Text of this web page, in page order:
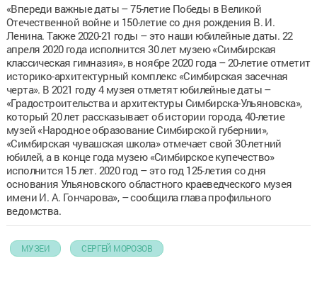
«Впереди важные даты – 75-летие Победы в Великой
Отечественной войне и 150-летие со дня рождения В. И.
Ленина. Также 2020-21 годы – это наши юбилейные даты. 22
апреля 2020 года исполнится 30 лет музею «Симбирская
классическая гимназия», в ноябре 2020 года – 20-летие отметит
историко-архитектурный комплекс «Симбирская засечная
черта». В 2021 году 4 музея отметят юбилейные даты –
«Градостроительства и архитектуры Симбирска-Ульяновска»,
который 20 лет рассказывает об истории города, 40-летие
музей «Народное образование Симбирской губернии»,
«Симбирская чувашская школа» отмечает свой 30-летний
юбилей, а в конце года музею «Симбирское купечество»
исполнится 15 лет. 2020 год – это год 125-летия со дня
основания Ульяновского областного краеведческого музея
имени И. А. Гончарова», – сообщила глава профильного
ведомства.
МУЗЕИ СЕРГЕЙ МОРОЗОВ